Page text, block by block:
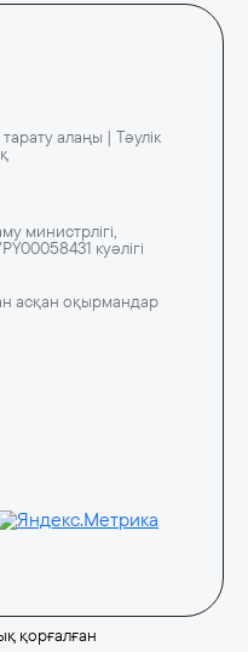
алаңы | Тәулік
министрлігі,
куәлігі
асқан оқырмандар
қорғалған